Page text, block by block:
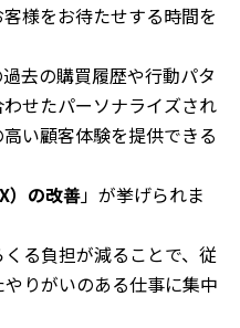
様をお待たせする時間を
去の購買履歴や行動パタ
せたパーソナライズされ
い顧客体験を提供できる
）の改善」が挙げられま
る負担が減ることで、従
りがいのある仕事に集中